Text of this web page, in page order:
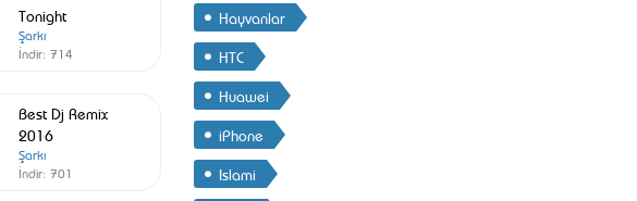
Tonight
Şarkı
İndir: 714
Best Dj Remix
2016
Şarkı
İndir: 701
Hayvanlar
HTC
Huawei
iPhone
Islami